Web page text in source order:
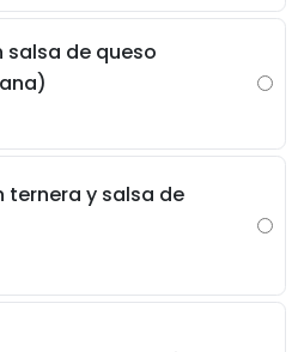
salsa de queso
ternera y salsa de